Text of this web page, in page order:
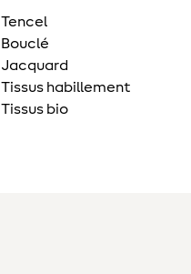
Tencel
Bouclé
Jacquard
Tissus habillement
Tissus bio